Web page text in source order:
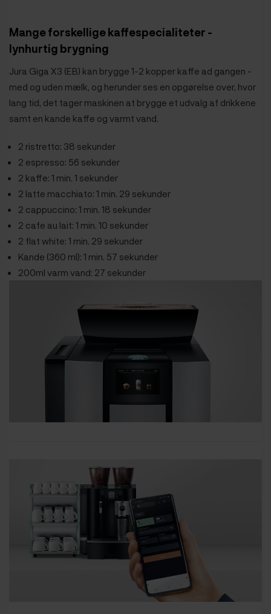
Mange forskellige kaffespecialiteter -
lynhurtig brygning
Jura Giga X3 (EB) kan brygge 1-2 kopper kaffe ad gangen -
med og uden mælk, og herunder ses en opgørelse over, hvor
lang tid, det tager maskinen at brygge et udvalg af drikkene
samt en kande kaffe og varmt vand.
2 ristretto: 38 sekunder
2 espresso: 56 sekunder
2 kaffe: 1 min. 1 sekunder
2 latte macchiato: 1 min. 29 sekunder
2 cappuccino: 1 min. 18 sekunder
2 cafe au lait: 1 min. 10 sekunder
2 flat white: 1 min. 29 sekunder
Kande (360 ml): 1 min. 57 sekunder
200ml varm vand: 27 sekunder